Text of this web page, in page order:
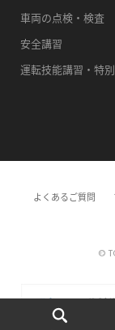
車両の点検・検査
安全講習
運転技能講習・特
よくあるご質問
©